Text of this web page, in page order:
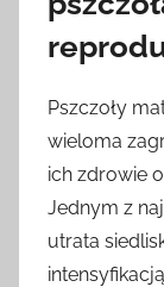
Pszczoły
wieloma
ich zdrowie
Jednym z
utrata